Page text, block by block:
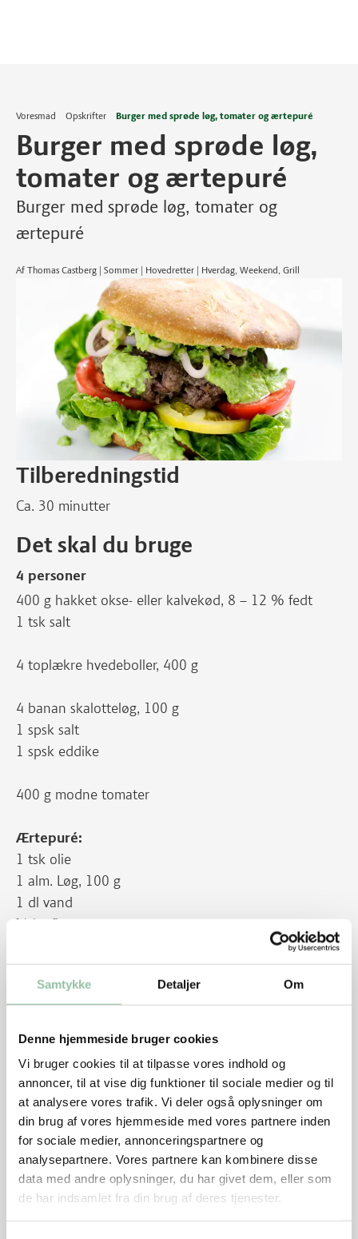
Samtykke Detaljer Om
Denne hjemmeside bruger cookies
Vi bruger cookies til at tilpasse vores indhold og
annoncer, til at vise dig funktioner til sociale medier og til
at analysere vores trafik. Vi deler også oplysninger om
din brug af vores hjemmeside med vores partnere inden
for sociale medier, annonceringspartnere og
analysepartnere. Vores partnere kan kombinere disse
data med andre oplysninger, du har givet dem, eller som
de har indsamlet fra din brug af deres tjenester.
Voresmad Opskrifter Burger med sprøde løg, tomater og ærtepuré
Burger med sprøde løg,
tomater og ærtepuré
Burger med sprøde løg, tomater og
ærtepuré
Af Thomas Castberg | Sommer | Hovedretter | Hverdag, Weekend, Grill
Tilberedningstid
Ca. 30 minutter
Det skal du bruge
4 personer
400 g hakket okse- eller kalvekød, 8 – 12 % fedt
1 tsk salt
4 toplækre hvedeboller, 400 g
4 banan skalotteløg, 100 g
1 spsk salt
1 spsk eddike
400 g modne tomater
Ærtepuré:
1 tsk olie
1 alm. Løg, 100 g
1 dl vand
½ kg fine ærter
Salt og peber
2 stk hjertesalat eller anden grøn salat, 150 g
Sådan gør du
Tænd op i grillen – mindst ½ time før brug. Den er
klar til brug, når kullene er grå, og alle flammer er
væk.
Eller steg bøffen på en pande.